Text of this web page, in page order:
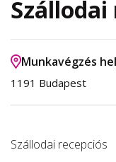
Szállodai
Munkavégzés
1191 Budapest
Szállodai recepciós